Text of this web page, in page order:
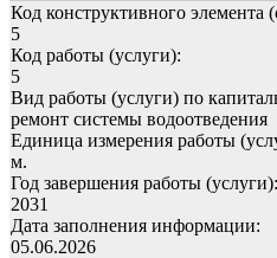
Код конструктивного элемента
5
Код работы (услуги):
5
Вид работы (услуги) по
ремонт системы водоотведения
Единица измерения работы
м.
Год завершения работы (услуги):
2031
Дата заполнения информации:
05.06.2026